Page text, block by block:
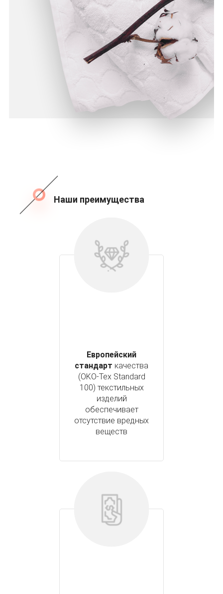
Наши преимущества
Европейский
стандарт качества
(OKO-Tex Standard
100) текстильных
изделий
обеспечивает
отсутствие вредных
веществ